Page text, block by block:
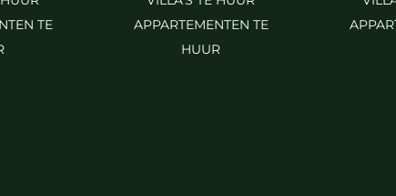
TE
APPARTEMENTEN TE
HUUR